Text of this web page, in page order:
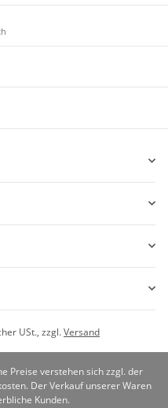
USt., zzgl.Versand
Preise verstehen sich zzgl. der
Der Verkauf unserer Waren
Kunden.